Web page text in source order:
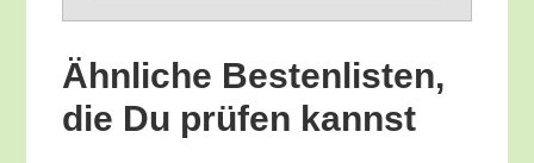
Ähn­li­che Bes­ten­lis­ten,
die Du prü­fen kannst